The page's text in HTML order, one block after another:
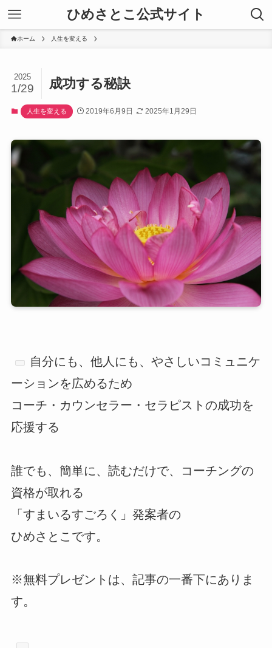
ひめさとこ公式サイト
ホーム 人生を変える
成功する秘訣
2025
1/29
人生を変える 2019年6月9日 2025年1月29日
自分にも、他人にも、やさしいコミュニケ
ーションを広めるため
コーチ・カウンセラー・セラピストの成功を
応援する
誰でも、簡単に、読むだけで、コーチングの
資格が取れる
「すまいるすごろく」発案者の
ひめさとこです。
※無料プレゼントは、記事の一番下にありま
す。